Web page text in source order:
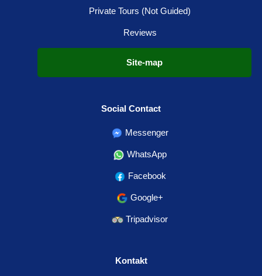
Private Tours (Not Guided)
Reviews
Site-map
Social Contact
Messenger
WhatsApp
Facebook
Google+
Tripadvisor
Kontakt